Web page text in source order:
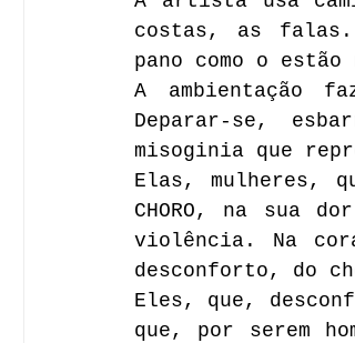
costas, as falas.
pano como o
A ambientação
Deparar-se,
misoginia que
Elas, mulheres,
CHORO, na sua
violência. Na
desconforto, do
Eles, que,
que, por serem